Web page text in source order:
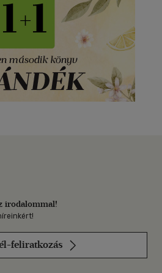
irodalommal!
feliratkozás